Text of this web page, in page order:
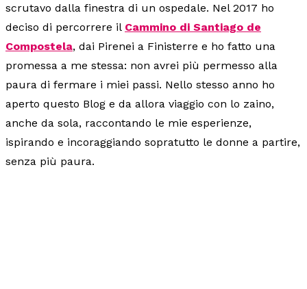
scrutavo dalla finestra di un ospedale. Nel 2017 ho
deciso di percorrere il Cammino di Santiago de
Compostela, dai Pirenei a Finisterre e ho fatto una
promessa a me stessa: non avrei più permesso alla
paura di fermare i miei passi. Nello stesso anno ho
aperto questo Blog e da allora viaggio con lo zaino,
anche da sola, raccontando le mie esperienze,
ispirando e incoraggiando sopratutto le donne a partire,
senza più paura.